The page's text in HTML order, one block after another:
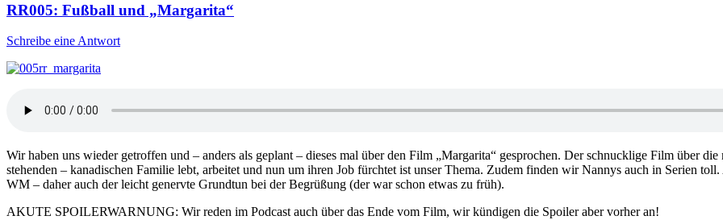
RR005: Fußball und „Margarita“
Schreibe eine Antwort
Wir haben uns wieder getroffen und – anders als geplant – dieses mal über den Film „Margarita“ gesprochen. Der schnucklige Film über
stehenden – kanadischen Familie lebt, arbeitet und nun um ihren Job fürchtet ist unser Thema. Zudem finden wir Nannys auch in Serien
WM – daher auch der leicht genervte Grundtun bei der Begrüßung (der war schon etwas zu früh).
AKUTE SPOILERWARNUNG: Wir reden im Podcast auch über das Ende vom Film, wir kündigen die Spoiler aber vorher an!